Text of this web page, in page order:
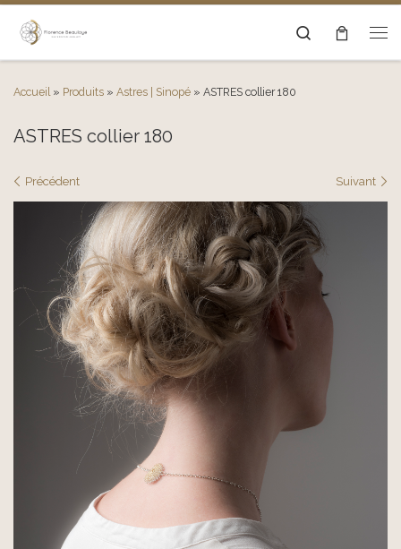
Passer au contenu Search
Accueil » Produits » Astres | Sinopé » ASTRES collier 180
ASTRES collier 180
Navigation des images
Précédent Suivant